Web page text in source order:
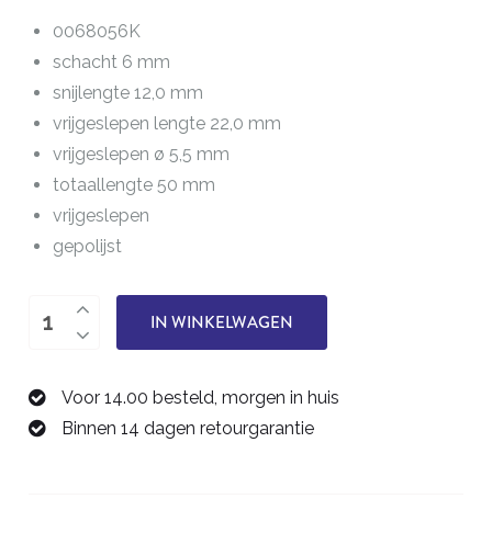
0068056K
schacht 6 mm
snijlengte 12,0 mm
vrijgeslepen lengte 22,0 mm
vrijgeslepen ø 5,5 mm
totaallengte 50 mm
vrijgeslepen
gepolijst
snijder,
6,0
mm
IN WINKELWAGEN
Voor 14.00 besteld, morgen in huis
Binnen 14 dagen retourgarantie